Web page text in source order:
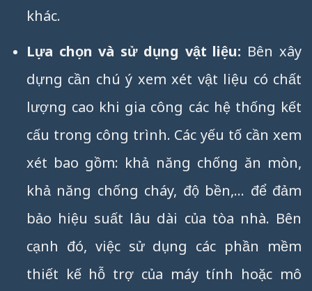
khác.
Lựa chọn và sử dụng vật liệu: Bên xây
dựng cần chú ý xem xét vật liệu có chất
lượng cao khi gia công các hệ thống kết
cấu trong công trình. Các yếu tố cần xem
xét bao gồm: khả năng chống ăn mòn,
khả năng chống cháy, độ bền,… để đảm
bảo hiệu suất lâu dài của tòa nhà. Bên
cạnh đó, việc sử dụng các phần mềm
thiết kế hỗ trợ của máy tính hoặc mô